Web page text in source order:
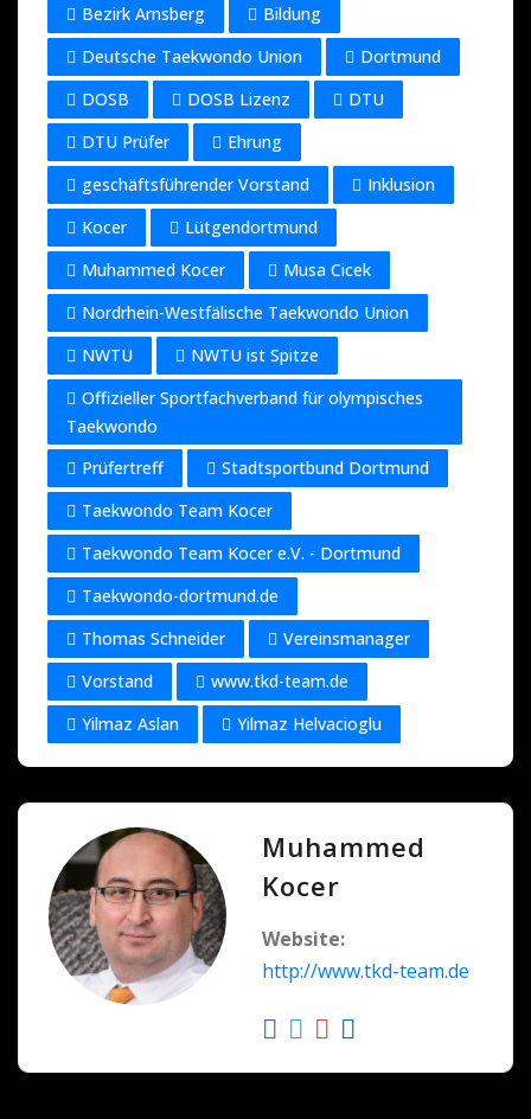
Bezirk Arnsberg
Bildung
Deutsche Taekwondo Union
Dortmund
DOSB
DOSB Lizenz
DTU
DTU Prüfer
Ehrung
geschäftsführender Vorstand
Inklusion
Kocer
Lütgendortmund
Muhammed Kocer
Musa Cicek
Nordrhein-Westfälische Taekwondo Union
NWTU
NWTU ist Spitze
Offizieller Sportfachverband für olympisches
Taekwondo
Prüfertreff
Stadtsportbund Dortmund
Taekwondo Team Kocer
Taekwondo Team Kocer e.V. - Dortmund
Taekwondo-dortmund.de
Thomas Schneider
Vereinsmanager
Vorstand
www.tkd-team.de
Yilmaz Aslan
Yilmaz Helvacioglu
Muhammed
Kocer
Website:
http://www.tkd-team.de